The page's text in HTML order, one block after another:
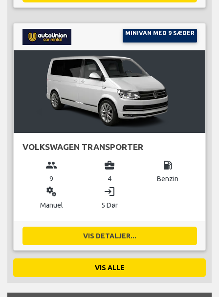
MINIVAN MED 9 SÆDER
VOLKSWAGEN TRANSPORTER
group
9
business_center
4
local_gas_station
Benzin
miscellaneous_services
Manuel
login
5 Dør
VIS DETALJER...
VIS ALLE